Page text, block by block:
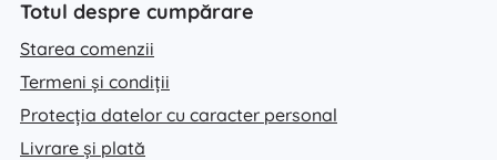
Totul despre cumpărare
Starea comenzii
Termeni și condiții
Protecția datelor cu caracter personal
Livrare și plată